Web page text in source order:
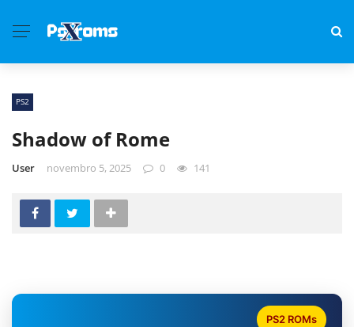
PS2
Shadow of Rome
User novembro 5, 2025 0 141
PS2 ROMs